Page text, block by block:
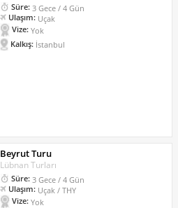
Süre: 3 Gece / 4 Gün
Ulaşım: Uçak
Vize: Yok
Kalkış: İstanbul
Beyrut Turu
Lübnan Turları
Süre: 3 Gece / 4 Gün
Ulaşım: Uçak / THY
Vize: Yok